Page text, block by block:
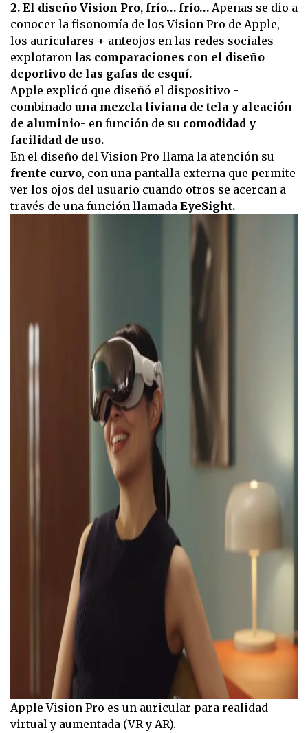
2. El diseño Vision Pro, frío… frío… Apenas se dio a
conocer la fisonomía de los Vision Pro de Apple,
los auriculares + anteojos en las redes sociales
explotaron las comparaciones con el diseño
deportivo de las gafas de esquí.
Apple explicó que diseñó el dispositivo -
combinado una mezcla liviana de tela y aleación
de aluminio- en función de su comodidad y
facilidad de uso.
En el diseño del Vision Pro llama la atención su
frente curvo, con una pantalla externa que permite
ver los ojos del usuario cuando otros se acercan a
través de una función llamada EyeSight.
Apple Vision Pro es un auricular para realidad
virtual y aumentada (VR y AR).